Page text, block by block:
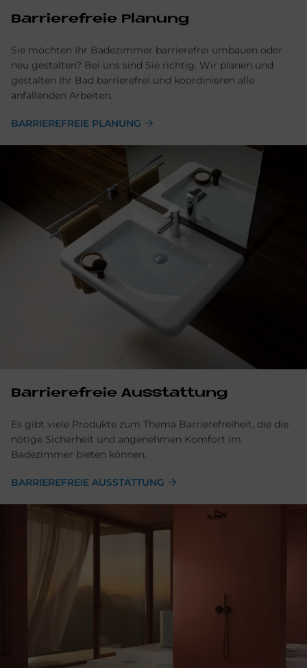
Barrierefreie Planung
Sie möchten Ihr Badezimmer barrierefrei umbauen oder
neu gestalten? Bei uns sind Sie richtig. Wir planen und
gestalten Ihr Bad barrierefrei und koordinieren alle
anfallenden Arbeiten.
BARRIEREFREIE PLANUNG
Barrierefreie Ausstattung
Es gibt viele Produkte zum Thema Barrierefreiheit, die die
nötige Sicherheit und angenehmen Komfort im
Badezimmer bieten können.
BARRIEREFREIE AUSSTATTUNG